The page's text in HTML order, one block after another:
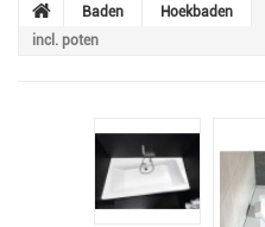
Baden Hoekbaden
incl. poten